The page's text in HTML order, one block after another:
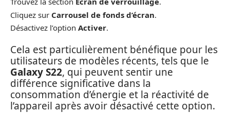
Cliquez sur Carrousel de fonds d’écran.
Désactivez l’option Activer.
Cela est particulièrement bénéfique pour les
utilisateurs de modèles récents, tels que le
Galaxy S22, qui peuvent sentir une
différence significative dans la
consommation d’énergie et la réactivité de
l’appareil après avoir désactivé cette option.